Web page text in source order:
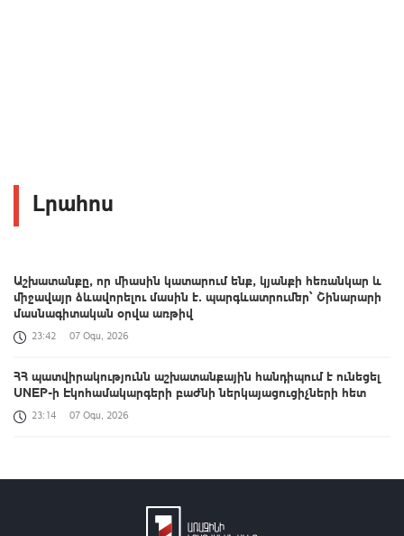
Լրահոս
Աշխատանքը, որ միասին կատարում ենք, կյանքի հեռանկար և
միջավայր ձևավորելու մասին է․ պարգևատրումեր՝ Շինարարի
մասնագիտական օրվա առթիվ
23:42 07 Օգս, 2026
ՀՀ պատվիրակությունն աշխատանքային հանդիպում է ունեցել
UNEP-ի Էկոհամակարգերի բաժնի ներկայացուցիչների հետ
23:14 07 Օգս, 2026
23:00 07 Օգս, 2026
ԱՄՆ էներգետիկայի դեպարտամենտի ներկայացուցիչներն